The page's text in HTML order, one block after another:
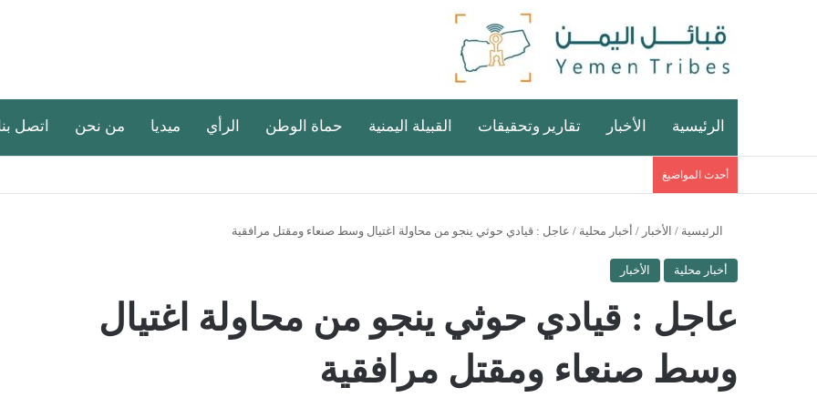
الرئيسية الأخبار تقارير وتحقيقات القبيلة اليمنية حماة الوطن الرأي ميديا من نحن اتصل
أحدث المواضيغ
الرئيسية / الأخبار / أخبار محلية / عاجل : قيادي حوثي ينجو من محاولة اغتيال وسط صنعاء ومقتل مرافقية
أخبار محلية الأخبار
عاجل : قيادي حوثي ينجو من محاولة اغتيال
وسط صنعاء ومقتل مرافقية